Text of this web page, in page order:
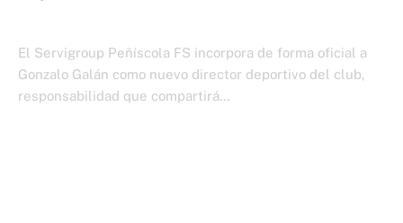
El Servigroup Peñíscola FS incorpora de forma oficial a
Gonzalo Galán como nuevo director deportivo del club,
responsabilidad que compartirá…